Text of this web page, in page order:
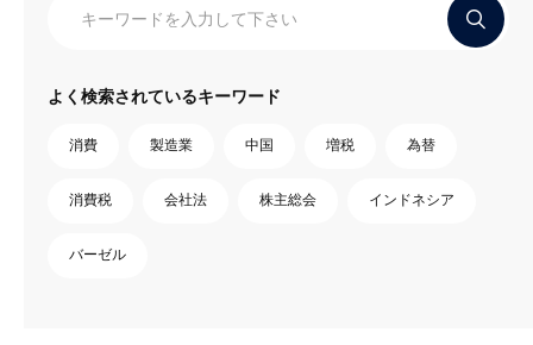
よく検索されているキーワード
消費 製造業 中国 増税 為替
消費税 会社法 株主総会 インドネシア
バーゼル